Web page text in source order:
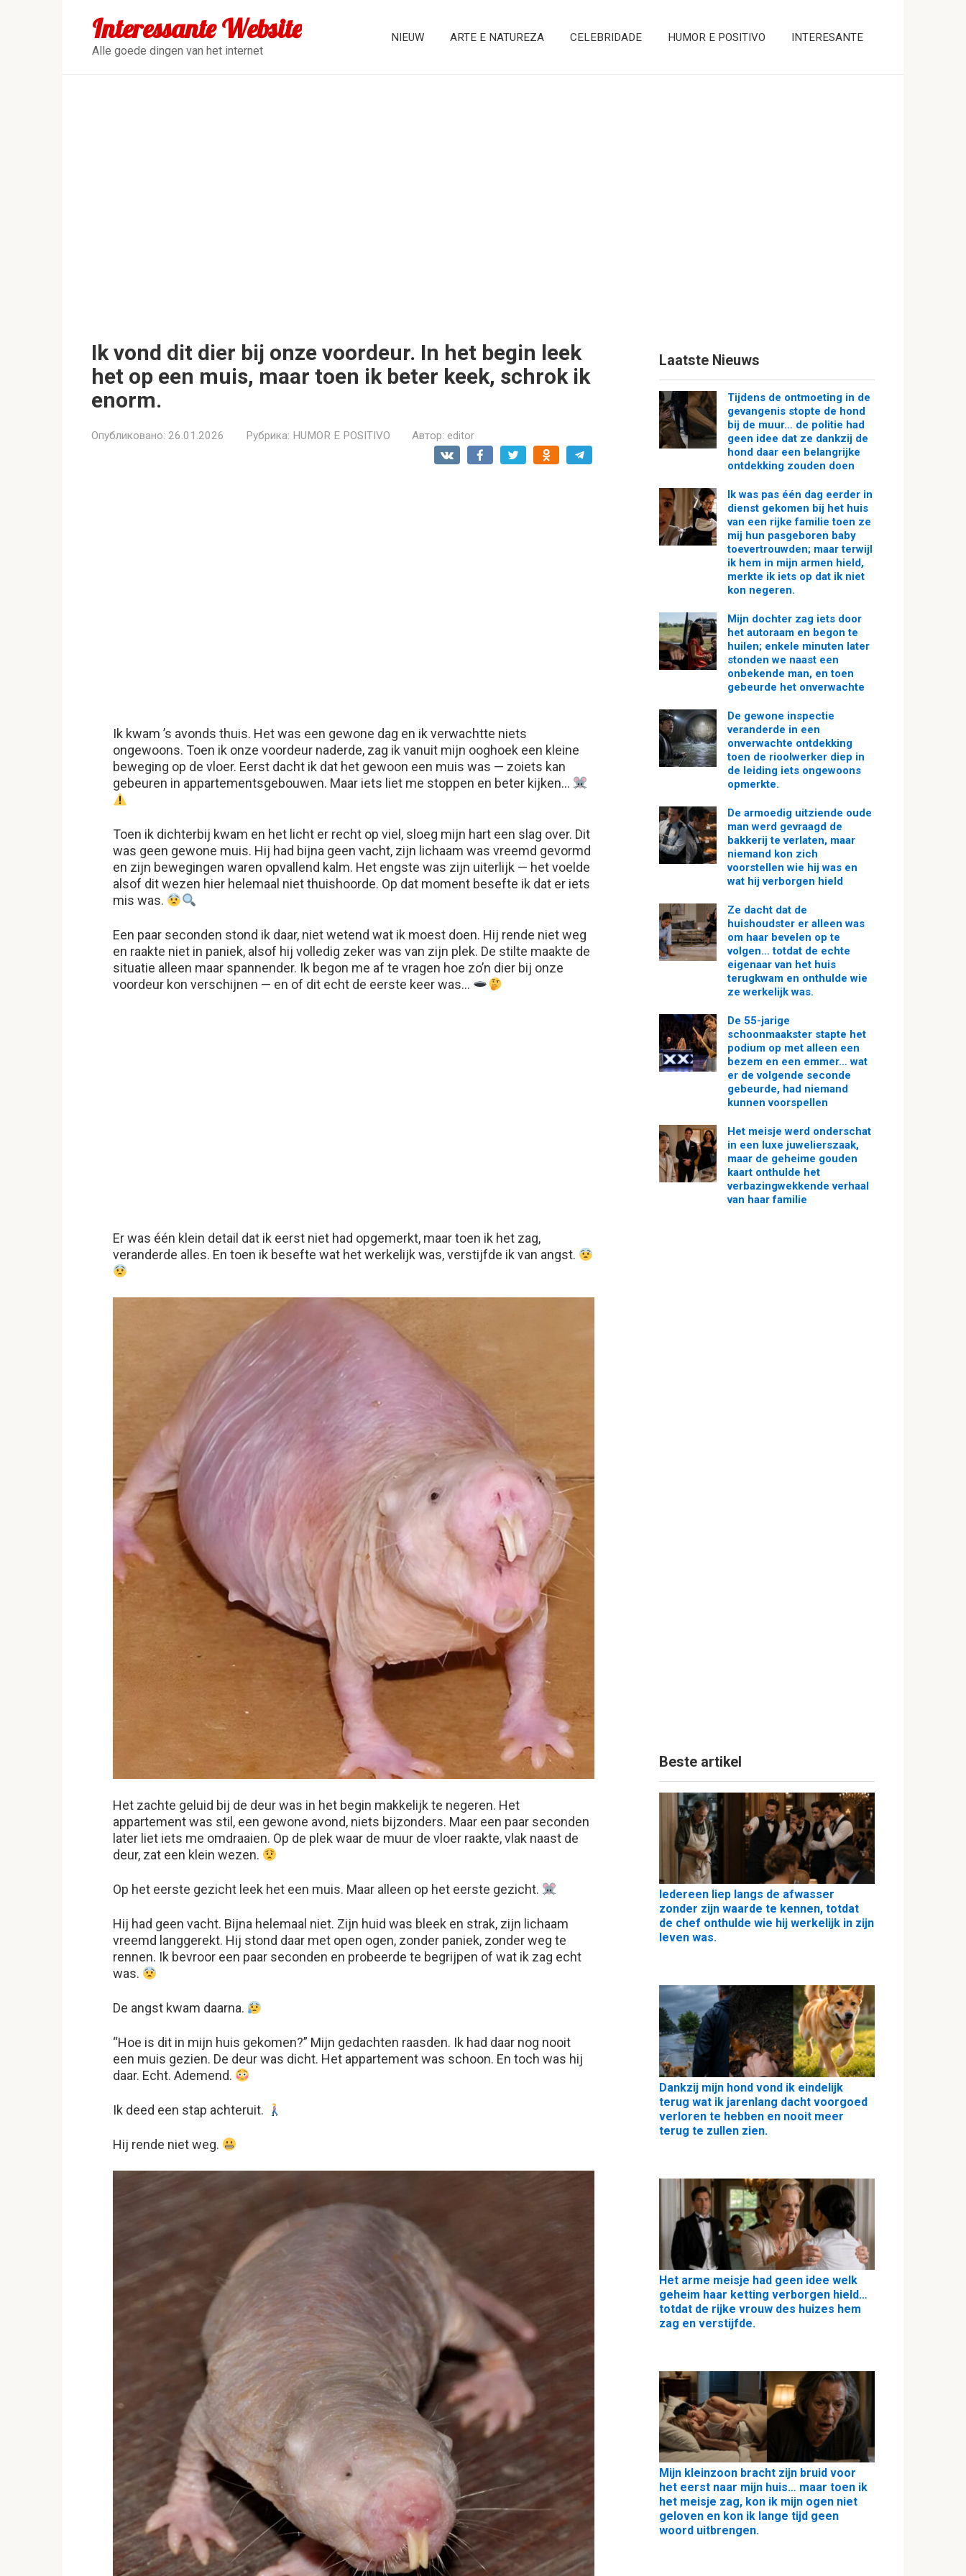
Interessante Website
Alle goede dingen van het internet
NIEUW ARTE E NATUREZA CELEBRIDADE HUMOR E POSITIVO INTERESANTE
Ik vond dit dier bij onze voordeur. In het begin leek
het op een muis, maar toen ik beter keek, schrok ik
enorm.
Опубликовано: 26.01.2026 Рубрика: HUMOR E POSITIVO Автор: editor
Ik kwam ’s avonds thuis. Het was een gewone dag en ik verwachtte niets
ongewoons. Toen ik onze voordeur naderde, zag ik vanuit mijn ooghoek een kleine
beweging op de vloer. Eerst dacht ik dat het gewoon een muis was — zoiets kan
gebeuren in appartementsgebouwen. Maar iets liet me stoppen en beter kijken…
Toen ik dichterbij kwam en het licht er recht op viel, sloeg mijn hart een slag over. Dit
was geen gewone muis. Hij had bijna geen vacht, zijn lichaam was vreemd gevormd
en zijn bewegingen waren opvallend kalm. Het engste was zijn uiterlijk — het voelde
alsof dit wezen hier helemaal niet thuishoorde. Op dat moment besefte ik dat er iets
mis was.
Een paar seconden stond ik daar, niet wetend wat ik moest doen. Hij rende niet weg
en raakte niet in paniek, alsof hij volledig zeker was van zijn plek. De stilte maakte de
situatie alleen maar spannender. Ik begon me af te vragen hoe zo’n dier bij onze
voordeur kon verschijnen — en of dit echt de eerste keer was…
Er was één klein detail dat ik eerst niet had opgemerkt, maar toen ik het zag,
veranderde alles. En toen ik besefte wat het werkelijk was, verstijfde ik van angst.
Het zachte geluid bij de deur was in het begin makkelijk te negeren. Het
appartement was stil, een gewone avond, niets bijzonders. Maar een paar seconden
later liet iets me omdraaien. Op de plek waar de muur de vloer raakte, vlak naast de
deur, zat een klein wezen.
Op het eerste gezicht leek het een muis. Maar alleen op het eerste gezicht.
Hij had geen vacht. Bijna helemaal niet. Zijn huid was bleek en strak, zijn lichaam
vreemd langgerekt. Hij stond daar met open ogen, zonder paniek, zonder weg te
rennen. Ik bevroor een paar seconden en probeerde te begrijpen of wat ik zag echt
was.
De angst kwam daarna.
“Hoe is dit in mijn huis gekomen?” Mijn gedachten raasden. Ik had daar nog nooit
een muis gezien. De deur was dicht. Het appartement was schoon. En toch was hij
daar. Echt. Ademend.
Ik deed een stap achteruit.
Hij rende niet weg.
Laatste Nieuws
Tijdens de ontmoeting in de
gevangenis stopte de hond
bij de muur… de politie had
geen idee dat ze dankzij de
hond daar een belangrijke
ontdekking zouden doen
Ik was pas één dag eerder in
dienst gekomen bij het huis
van een rijke familie toen ze
mij hun pasgeboren baby
toevertrouwden; maar terwijl
ik hem in mijn armen hield,
merkte ik iets op dat ik niet
kon negeren.
Mijn dochter zag iets door
het autoraam en begon te
huilen; enkele minuten later
stonden we naast een
onbekende man, en toen
gebeurde het onverwachte
De gewone inspectie
veranderde in een
onverwachte ontdekking
toen de rioolwerker diep in
de leiding iets ongewoons
opmerkte.
De armoedig uitziende oude
man werd gevraagd de
bakkerij te verlaten, maar
niemand kon zich
voorstellen wie hij was en
wat hij verborgen hield
Ze dacht dat de
huishoudster er alleen was
om haar bevelen op te
volgen… totdat de echte
eigenaar van het huis
terugkwam en onthulde wie
ze werkelijk was.
De 55-jarige
schoonmaakster stapte het
podium op met alleen een
bezem en een emmer… wat
er de volgende seconde
gebeurde, had niemand
kunnen voorspellen
Het meisje werd onderschat
in een luxe juwelierszaak,
maar de geheime gouden
kaart onthulde het
verbazingwekkende verhaal
van haar familie
Beste artikel
Iedereen liep langs de afwasser
zonder zijn waarde te kennen, totdat
de chef onthulde wie hij werkelijk in zijn
leven was.
Dankzij mijn hond vond ik eindelijk
terug wat ik jarenlang dacht voorgoed
verloren te hebben en nooit meer
terug te zullen zien.
Het arme meisje had geen idee welk
geheim haar ketting verborgen hield…
totdat de rijke vrouw des huizes hem
zag en verstijfde.
Mijn kleinzoon bracht zijn bruid voor
het eerst naar mijn huis… maar toen ik
het meisje zag, kon ik mijn ogen niet
geloven en kon ik lange tijd geen
woord uitbrengen.